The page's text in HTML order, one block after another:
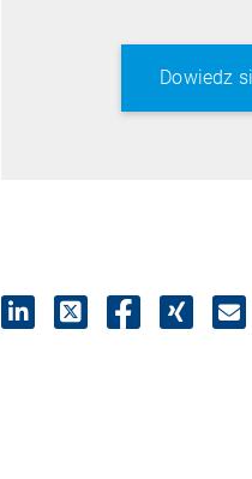
Dowiedz